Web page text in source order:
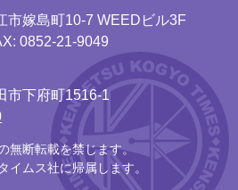
市嫁島町10-7 WEEDビル3F
0852-21-9049
市下府町1516-1
無断転載を禁じます。
イムス社に帰属します。